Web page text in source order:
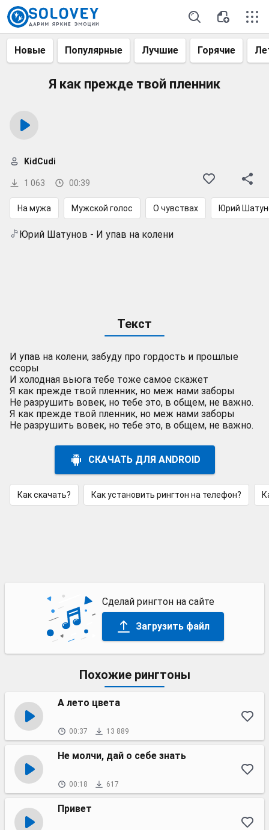
Новые Популярные Лучшие Горячие
Я как прежде твой пленник
1 063 00:39
KidCudi
На мужа Мужской голос О чувствах Юрий
Юрий Шатунов - И упав на колени
Текст
И упав на колени, забуду про гордость и прошлые
ссоры
И холодная вьюга тебе тоже самое скажет
Я как прежде твой пленник, но меж нами заборы
Не разрушить вовек, но тебе это, в общем, не важно.
Я как прежде твой пленник, но меж нами заборы
Не разрушить вовек, но тебе это, в общем, не важно.
СКАЧАТЬ ДЛЯ ANDROID
Как скачать? Как установить рингтон на телефон?
Сделай рингтон на сайте
Загрузить файл
Похожие рингтоны
А лето цвета
00:37 13 889
Не молчи, дай о себе знать
00:18 617
Привет